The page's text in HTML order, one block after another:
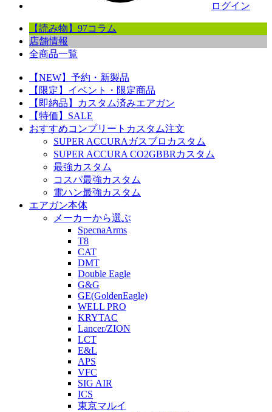
ログイン
【読み物】97コラム
店舗情報
全商品一覧
【NEW】予約・新製品
【限定】イベント・限定商品
【即納品】カスタム済みエアガン
【特価】SALE
おすすめコンプリートカスタム注文
SUPER ACCURAガスブロカスタム
SUPER ACCURA CO2GBBRカスタム
最強カスタム
コスパ最強カスタム
電ハン最強カスタム
エアガン本体
メーカーから選ぶ
SpecnaArms
T8
CAT
DMT
Double Eagle
G&G
GE(GoldenEagle)
WELL PRO
KRYTAC
Lancer/ZION
LCT
E&L
APS
VFC
SIG AIR
ICS
東京マルイ